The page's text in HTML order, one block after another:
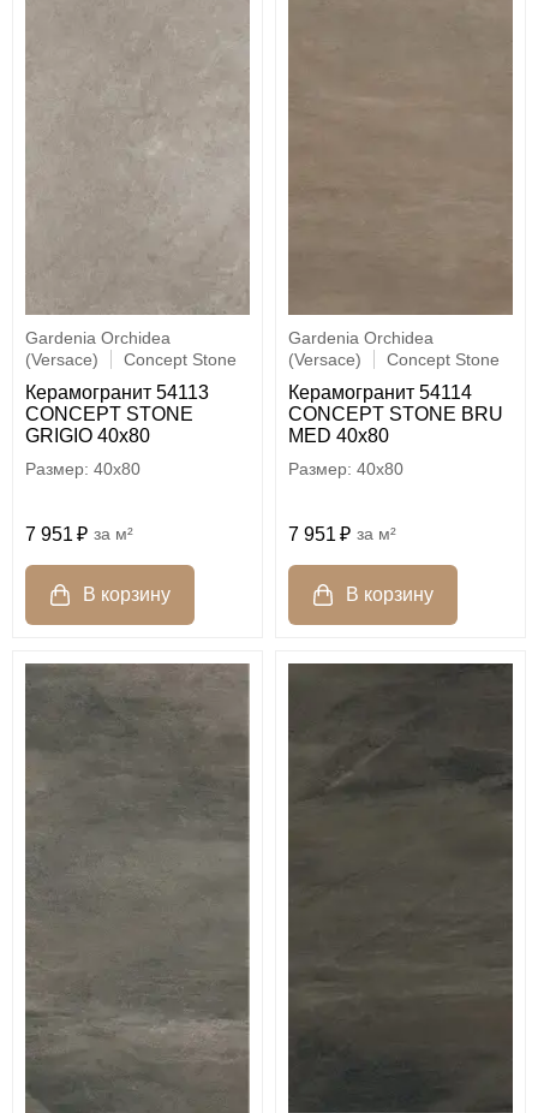
Gardenia Orchidea
(Versace)
Concept Stone
Керамогранит 54113
CONCEPT STONE
GRIGIO 40x80
40x80
7 951 м²
Gardenia Orchidea
(Versace)
Concept Stone
Керамогранит 54114
CONCEPT STONE BRU
MED 40x80
40x80
7 951 м²